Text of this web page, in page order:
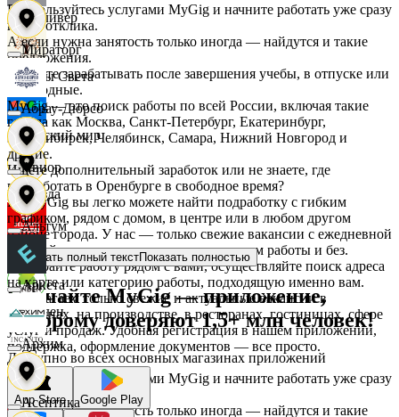
Гулливер
Дары Света
Детский мир
Звезда
Зельгрос
Зенден
Инканто
Мираторг
Абрау-Дюрсо
Авиор
Альтум
Аркета
Архим
Асептика
Воспользуйтесь услугами MyGig и начните работать уже сразу
после отклика.
А если нужна занятость только иногда — найдутся и такие
предложения.
Начните зарабатывать после завершения учебы, в отпуске или
в выходные.
MyGig — это поиск работы по всей России, включая такие
города как Москва, Санкт-Петербург, Екатеринбург,
Новосибирск, Челябинск, Самара, Нижний Новгород и
другие.
Ищете дополнительный заработок или не знаете, где
подработать в Оренбурге в свободное время?
На MyGig вы легко можете найти подработку с гибким
графиком, рядом с домом, в центре или в любом другом
районе города. У нас — только свежие вакансии с ежедневной
оплатой для мужчин и женщин, с опытом работы и без.
Выбирайте работу рядом с вами, осуществляйте поиск адреса
на карте или категорию работы, подходящую именно вам.
Предлагаем только свежие и актуальные вакансии в
магазинах, на производстве, в ресторанах, гостиницах, сфере
услуг и продаж. Удобная регистрация в нашем приложении,
поддержка, оформление документов — все просто.
Воспользуйтесь услугами MyGig и начните работать уже сразу
после отклика.
А если нужна занятость только иногда — найдутся и такие
Показать полный текстПоказать полностью
Скачайте MyGig — приложение,
которому доверяют 1,5+ млн человек!
Доступно во всех основных магазинах приложений
App Store Google Play